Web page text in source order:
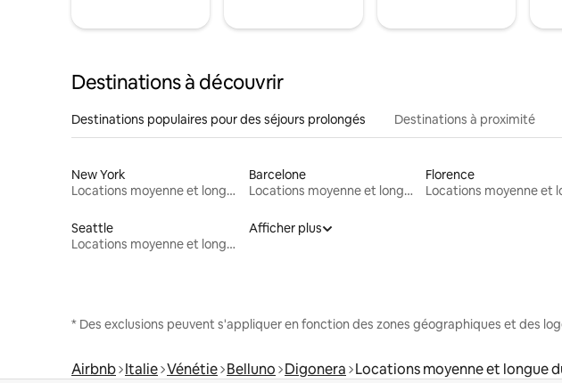
Destinations à découvrir
Destinations populaires pour des séjours prolongés Destinations à proximité
New York
Locations moyenne et longue durée
Barcelone
Locations moyenne et longue durée
Florence
Seattle
Locations moyenne et longue durée
Afficher plus
* Des exclusions peuvent s'appliquer en fonction des zones géographiques et des
Airbnb Italie Vénétie Belluno Digonera Locations moyenne et longue